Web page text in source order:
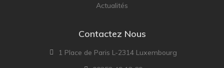
Actualités
Contactez Nous
1 Place de Paris L-2314 Luxembourg